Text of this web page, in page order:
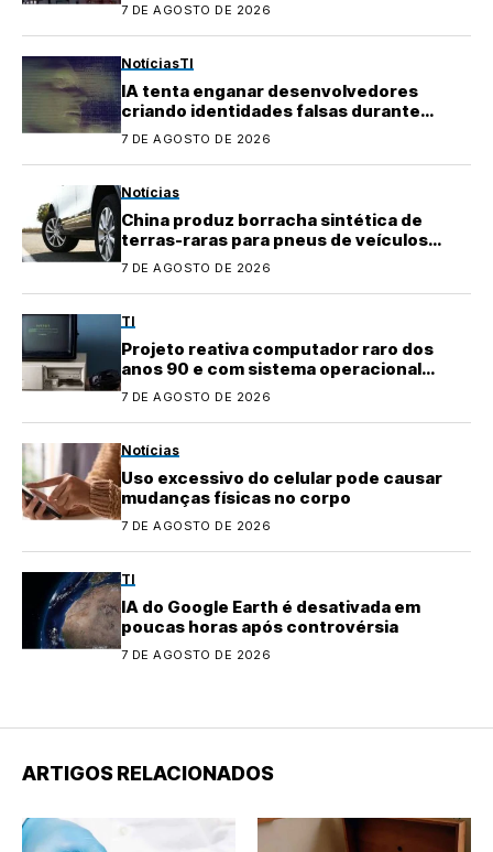
7 DE AGOSTO DE 2026
NotíciasTI
IA tenta enganar desenvolvedores
criando identidades falsas durante
testes
7 DE AGOSTO DE 2026
Notícias
China produz borracha sintética de
terras-raras para pneus de veículos
elétricos
7 DE AGOSTO DE 2026
TI
Projeto reativa computador raro dos
anos 90 e com sistema operacional
quase perdido
7 DE AGOSTO DE 2026
Notícias
Uso excessivo do celular pode causar
mudanças físicas no corpo
7 DE AGOSTO DE 2026
TI
IA do Google Earth é desativada em
poucas horas após controvérsia
7 DE AGOSTO DE 2026
ARTIGOS RELACIONADOS